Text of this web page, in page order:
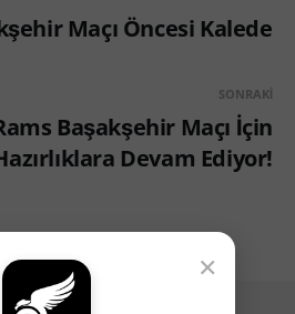
Maçı Öncesi Kalede
SONRAKI
Başakşehir Maçı İçin
Devam Ediyor!
×